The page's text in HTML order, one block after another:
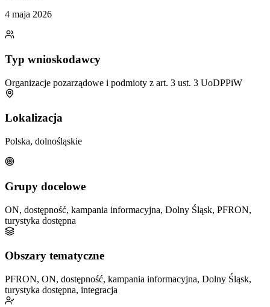
4 maja 2026
Typ wnioskodawcy
Organizacje pozarządowe i podmioty z art. 3 ust. 3 UoDPPiW
Lokalizacja
Polska, dolnośląskie
Grupy docelowe
ON, dostępność, kampania informacyjna, Dolny Śląsk, PFRON,
turystyka dostępna
Obszary tematyczne
PFRON, ON, dostępność, kampania informacyjna, Dolny Śląsk,
turystyka dostępna, integracja